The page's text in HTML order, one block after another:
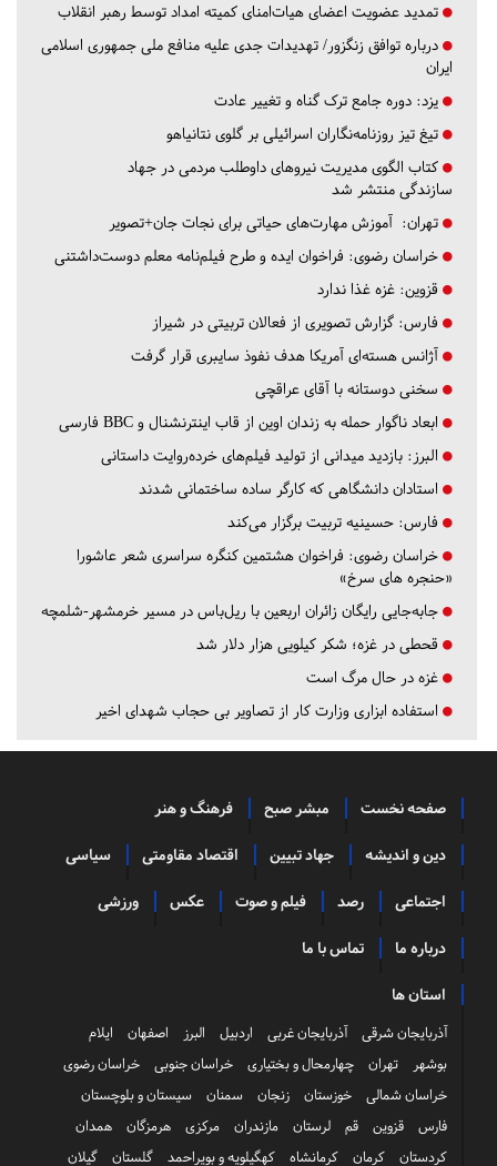
تمدید عضویت اعضای هیات‌امنای کمیته امداد توسط رهبر انقلاب
درباره توافق زنگزور/ تهدیدات جدی علیه منافع ملی جمهوری اسلامی
ایران
یزد: دوره جامع ترک گناه و تغییر عادت
تیغ تیز روزنامه‌نگاران اسرائیلی بر گلوی نتانیاهو
کتاب الگوی مدیریت نیروهای داوطلب مردمی در جهاد
سازندگی منتشر شد
تهران: آموزش مهارت‌های حیاتی برای نجات جان+تصویر
خراسان رضوی: فراخوان ایده و طرح فیلم‌نامه معلم دوست‌داشتنی
قزوین: غزه غذا ندارد
فارس: گزارش تصویری از فعالان تربیتی در شیراز
آژانس هسته‌ای آمریکا هدف نفوذ سایبری قرار گرفت
سخنی دوستانه با آقای عراقچی
ابعاد ناگوار حمله به زندان اوین از قاب اینترنشنال و BBC فارسی
البرز: بازدید میدانی از تولید فیلم‌های خرده‌روایت داستانی
استادان دانشگاهی که کارگر ساده ساختمانی شدند
فارس: حسینیه تربیت برگزار می‌کند
خراسان رضوی: فراخوان هشتمین کنگره سراسری شعر عاشورا
«حنجره های سرخ»
جابه‌جایی رایگان زائران اربعین با ریل‌باس در مسیر خرمشهر-شلمچه
قحطی در غزه؛ شکر کیلویی هزار دلار شد
غزه در حال مرگ است
استفاده ابزاری وزارت کار از تصاویر بی حجاب شهدای اخیر
صفحه نخست مبشر صبح فرهنگ و هنر
دین و اندیشه جهاد تبیین اقتصاد مقاومتی سیاسی
اجتماعی رصد فیلم و صوت عکس ورزشی
درباره ما تماس با ما
استان ها
آذربایجان شرقی آذربایجان غربی اردبیل البرز اصفهان
ایلام
بوشهر
تهران چهارمحال و بختیاری خراسان جنوبی
خراسان رضوی
خراسان شمالی
خوزستان زنجان سمنان
سیستان و بلوچستان
فارس
قزوین قم لرستان مازندران مرکزی هرمزگان
همدان
کردستان
کرمان کرمانشاه کهگیلویه و بویراحمد گلستان گیلان